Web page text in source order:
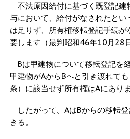
不法原因給付に基づく既登記建
与において、給付がなされたとい
は足りず、所有権移転登記手続が
要します（最判昭和46年10月28日
Bは甲建物について移転登記を
甲建物がAからBへと引き渡れて
条）に該当せず所有権はAにありま
したがって、AはBからの移転
きる。